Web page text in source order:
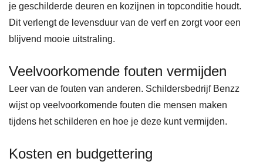
je geschilderde deuren en kozijnen in topconditie houdt.
Dit verlengt de levensduur van de verf en zorgt voor een
blijvend mooie uitstraling.
Veelvoorkomende fouten vermijden
Leer van de fouten van anderen. Schildersbedrijf Benzz
wijst op veelvoorkomende fouten die mensen maken
tijdens het schilderen en hoe je deze kunt vermijden.
Kosten en budgettering